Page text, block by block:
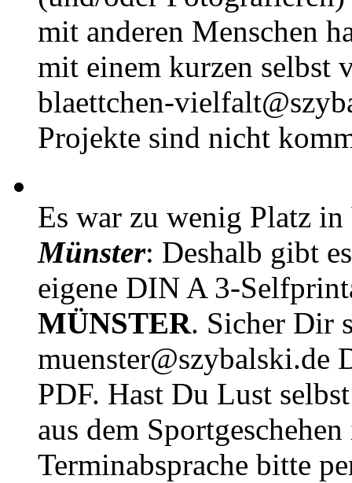
mit anderen Menschen
mit einem kurzen selbst
blaettchen-
Projekte sind nicht
Es war zu wenig Platz in
Münster: Deshalb gibt
eigene DIN A 3-
MÜNSTER. Sicher Dir
muenster@szybalski.de
PDF. Hast Du Lust
aus dem
Terminabsprache bitte